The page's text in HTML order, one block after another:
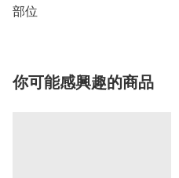
部位
你可能感興趣的商品